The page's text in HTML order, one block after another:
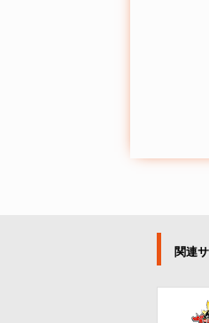
関連